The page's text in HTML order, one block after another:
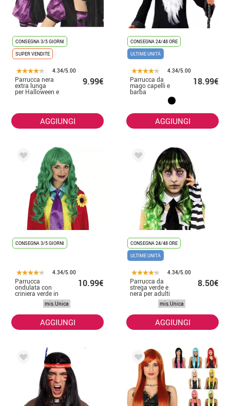
CONSEGNA 3/5 GIORNI
SUPER VENDITE
4.34/5.00
Parrucca nera
extra lunga
per Halloween e
carnevale
9.99€
AGGIUNGI
CONSEGNA 24/48 ORE
ULTIME UNITÀ
4.34/5.00
Parrucca da
mago capelli e
barba
18.99€
AGGIUNGI
CONSEGNA 3/5 GIORNI
4.34/5.00
Parrucca
ondulata con
criniera verde in
10.99€
mis.Unica
AGGIUNGI
CONSEGNA 24/48 ORE
ULTIME UNITÀ
4.34/5.00
Parrucca da
strega verde e
nera per adulti
8.50€
mis.Unica
AGGIUNGI